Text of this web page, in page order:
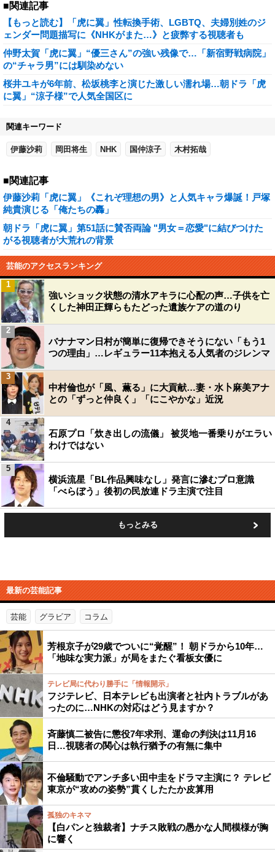
■関連記事
【もっと読む】「虎に翼」性転換手術、LGBTQ、夫婦別姓のジ
ェンダー問題描写に《NHKがまた…》と疲弊する視聴者も
仲野太賀「虎に翼」“優三さん”の強い残像で…「新宿野戦病院」
の“チャラ男”には馴染めない
桜井ユキが6年前、松坂桃李と演じた激しい濡れ場…朝ドラ「虎
に翼」“涼子様”で人気全国区に
関連キーワード
伊藤沙莉 岡田将生 NHK 国仲涼子 木村拓哉
■関連記事
伊藤沙莉「虎に翼」《これぞ理想の男》と人気キャラ爆誕！戸塚
純貴演じる「俺たちの轟」
朝ドラ「虎に翼」第51話に賛否両論 "男女＝恋愛"に結びつけた
がる視聴者が大荒れの背景
芸能のアクセスランキング
強いショック状態の清水アキラに心配の声…子供を亡
くした神田正輝らもたどった遺族ケアの道のり
1
バナナマン日村が簡単に復帰できそうにない「もう1
つの理由」…レギュラー11本抱える人気者のジレンマ
2
中村倫也が「風、薫る」に大貢献…妻・水卜麻美アナ
との「ずっと仲良く」「にこやかな」近況
3
石原プロ「炊き出しの流儀」 被災地一番乗りがエラい
わけではない
4
横浜流星「BL作品興味なし」発言に滲むプロ意識
「べらぼう」後初の民放連ドラ主演で注目
5
もっとみる
最新の芸能記事
芸能 グラビア コラム
芳根京子が29歳でついに“覚醒”！ 朝ドラから10年…
「地味な実力派」が局をまたぐ看板女優に
テレビ局に代わり勝手に「情報開示」
フジテレビ、日本テレビも出演者と社内トラブルがあ
ったのに…NHKの対応はどう見ますか？
斉藤慎二被告に懲役7年求刑、運命の判決は11月16
日…視聴者の関心は執行猶予の有無に集中
不倫騒動でアンチ多い田中圭をドラマ主演に？ テレビ
東京が“攻めの姿勢”貫くしたたか皮算用
孤独のキネマ
【白パンと独裁者】ナチス敗戦の愚かな人間模様が胸
に響く